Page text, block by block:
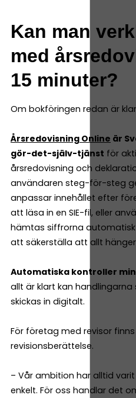
Kan man
med
15 minuter?
Om bokföringen redan är
Årsredovisning Online är
gör-det-själv-tjänst för
årsredovisning och
användaren steg-för-steg
anpassar innehållet efter
att läsa in en SIE-fil, eller
hämtas siffrorna
att säkerställa att allt
Automatiska kontroller
allt är klart kan handlingarna
skickas in digitalt.
För företag med revisor
revisionsberättelse.
– Vår ambition har alltid
enkelt. För oss handlar det